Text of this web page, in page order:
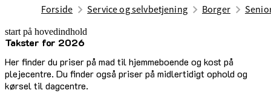
Forside Service og selvbetjening Borger
start på hovedindhold
Takster for 2026
Her finder du priser på mad til hjemmeboende og kost på
plejecentre. Du finder også priser på midlertidigt ophold og
kørsel til dagcentre.
senest opdateret 5. januar 2026